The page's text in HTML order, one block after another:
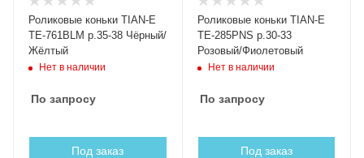
Роликовые коньки TIAN-E
TE-761BLM р.35-38 Чёрный/
Жёлтый
Нет в наличии
По запросу
Под заказ
Роликовые коньки TIAN-E
TE-285PNS р.30-33
Розовый/Фиолетовый
Нет в наличии
По запросу
Под заказ